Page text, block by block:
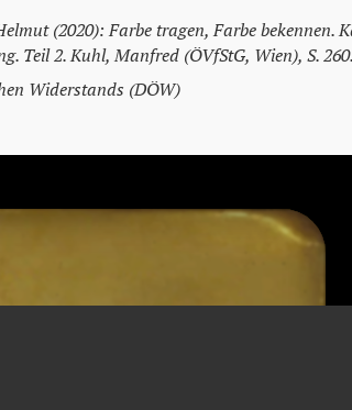
(2020): Farbe tragen, Farbe bekennen.
Teil 2. Kuhl, Manfred (ÖVfStG, Wien), S. 260.
Widerstands (DÖW)